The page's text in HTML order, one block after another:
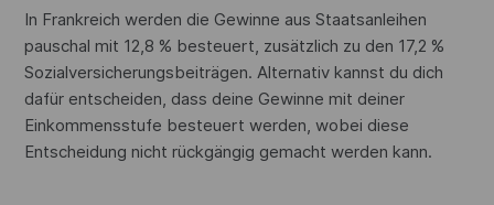
In Frankreich werden die Gewinne aus Staatsanleihen
pauschal mit 12,8 % besteuert, zusätzlich zu den 17,2 %
Sozialversicherungsbeiträgen. Alternativ kannst du dich
dafür entscheiden, dass deine Gewinne mit deiner
Einkommensstufe besteuert werden, wobei diese
Entscheidung nicht rückgängig gemacht werden kann.